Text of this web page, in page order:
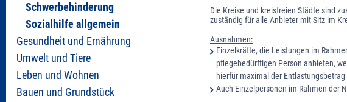
Schwerbehinderung
Sozialhilfe allgemein
Gesundheit und Ernährung
Umwelt und Tiere
Leben und Wohnen
Bauen und Grundstück
Die Kreise und kreisfreien Städte sind
zuständig für alle Anbieter mit Sitz im
Ausnahmen:
Einzelkräfte, die Leistungen im
pflegebedürftigen Person anbieten,
hierfür maximal der
Auch Einzelpersonen im Rahmen der